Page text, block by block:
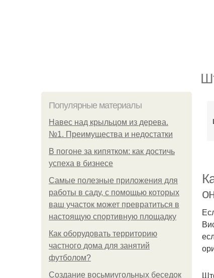
Популярные материалы
Навес над крыльцом из дерева.
№1. Преимущества и недостатки
В погоне за кипятком: как достичь
успеха в бизнесе
Самые полезные приложения для
работы в саду, с помощью которых
ваш участок может превратиться в
настоящую спортивную площадку
Как оборудовать территорию
частного дома для занятий
футболом?
Создание восьмиугольных беседок